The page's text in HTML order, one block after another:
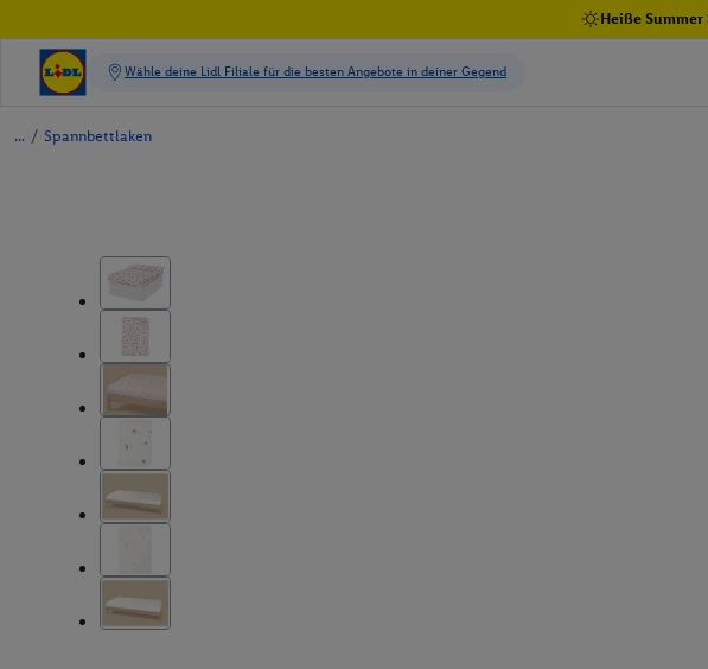
Heiße
/ Spannbettlaken